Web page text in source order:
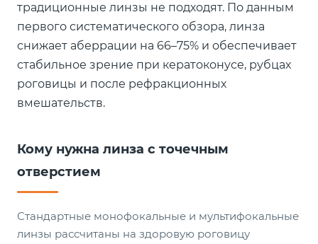
традиционные линзы не подходят. По данным
первого систематического обзора, линза
снижает аберрации на 66–75% и обеспечивает
стабильное зрение при кератоконусе, рубцах
роговицы и после рефракционных
вмешательств.
Кому нужна линза с точечным
отверстием
Стандартные монофокальные и мультифокальные
линзы рассчитаны на здоровую роговицу